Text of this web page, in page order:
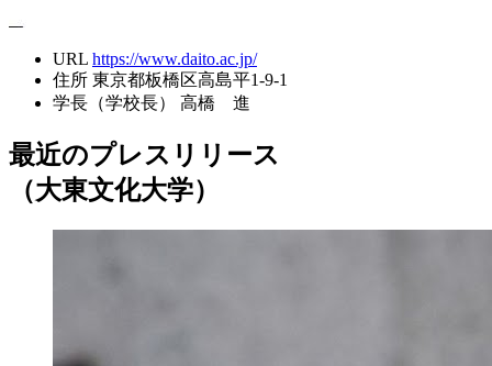
URL https://www.daito.ac.jp/
住所 東京都板橋区高島平1-9-1
学長（学校長）
高橋 進
最近のプレスリリース
（大東文化大学）